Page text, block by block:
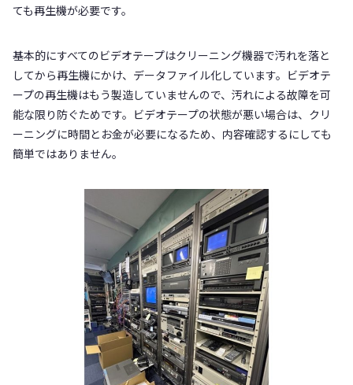
ても再生機が必要です。
基本的にすべてのビデオテープはクリーニング機器で汚れを落と
してから再生機にかけ、データファイル化しています。ビデオテ
ープの再生機はもう製造していませんので、汚れによる故障を可
能な限り防ぐためです。ビデオテープの状態が悪い場合は、クリ
ーニングに時間とお金が必要になるため、内容確認するにしても
簡単ではありません。